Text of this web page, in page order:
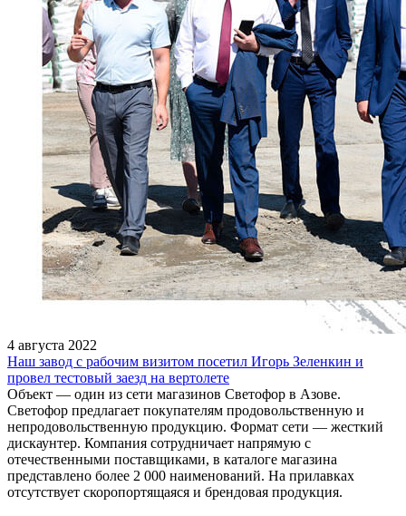
4 августа 2022
Наш завод с рабочим визитом посетил Игорь Зеленкин и
провел тестовый заезд на вертолете
Объект — один из сети магазинов Светофор в Азове.
Светофор предлагает покупателям продовольственную и
непродовольственную продукцию. Формат сети — жесткий
дискаунтер. Компания сотрудничает напрямую с
отечественными поставщиками, в каталоге магазина
представлено более 2 000 наименований. На прилавках
отсутствует скоропортящаяся и брендовая продукция.